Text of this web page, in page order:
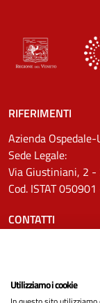
RIFERIMENTI
Azienda
Sede Legale:
Via Giustiniani, 2 -
Cod. ISTAT
CONTATTI
Pec:
Utilizziamo i cookie